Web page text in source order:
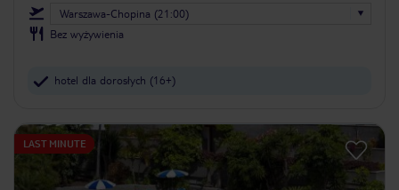
Warszawa-Chopina (21:00)
Bez wyżywienia
hotel dla dorosłych (16+)
LAST MINUTE